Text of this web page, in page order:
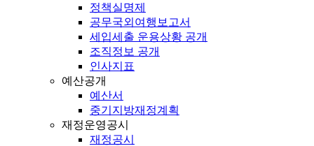
정책실명제
공무국외여행보고서
세입세출 운용상황 공개
조직정보 공개
인사지표
예산공개
예산서
중기지방재정계획
재정운영공시
재정공시